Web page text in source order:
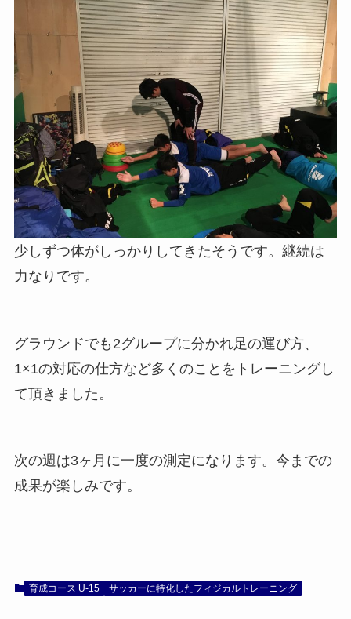
少しずつ体がしっかりしてきたそうです。継続は
力なりです。
グラウンドでも2グループに分かれ足の運び方、
1×1の対応の仕方など多くのことをトレーニングし
て頂きました。
次の週は3ヶ月に一度の測定になります。今までの
成果が楽しみです。
育成コース U-15 サッカーに特化したフィジカルトレーニング